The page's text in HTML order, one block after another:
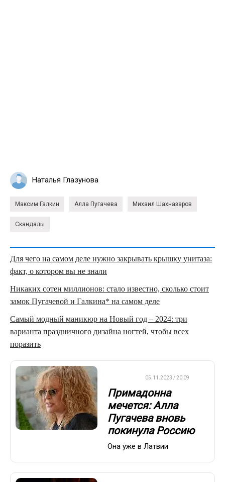
Наталья Глазунова
Максим Галкин Алла Пугачева Михаил Шахназаров
Скандалы
Для чего на самом деле нужно закрывать крышку унитаза:
факт, о котором вы не знали
Никаких сотен миллионов: стало известно, сколько стоит
замок Пугачевой и Галкина* на самом деле
Самый модный маникюр на Новый год – 2024: три
варианта праздничного дизайна ногтей, чтобы всех
поразить
05.11.2023 / 20:09
Примадонна
мечется: Алла
Пугачева вновь
покинула Россию
Она уже в Латвии